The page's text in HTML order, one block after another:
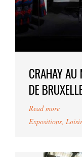
CRAHAY AU
DE
Read more
Expositions